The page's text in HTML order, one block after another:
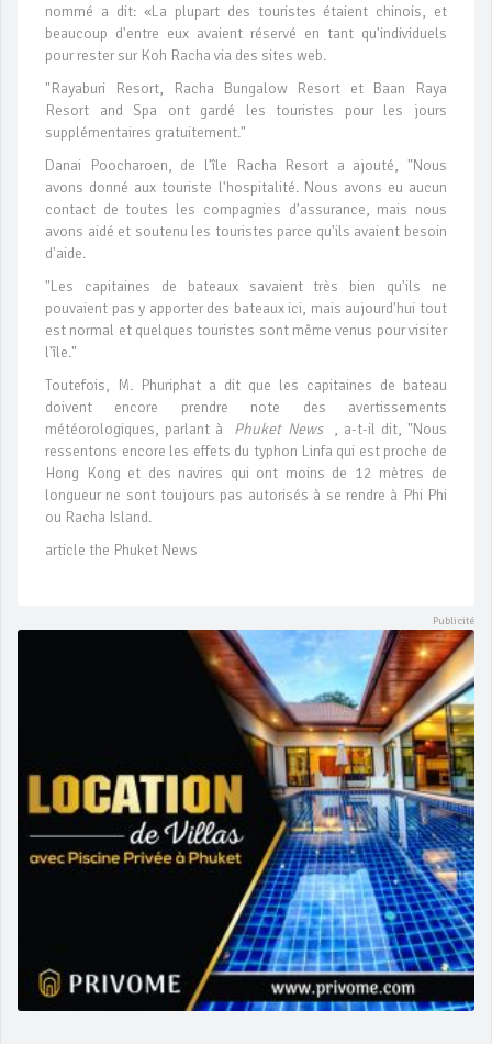
nommé a dit: «La plupart des touristes étaient chinois, et
beaucoup d'entre eux avaient réservé en tant qu'individuels
pour rester sur Koh Racha via des sites web.
"Rayaburi Resort, Racha Bungalow Resort et Baan Raya
Resort and Spa ont gardé les touristes pour les jours
supplémentaires gratuitement."
Danai Poocharoen, de l'île Racha Resort a ajouté, "Nous
avons donné aux touriste l'hospitalité. Nous avons eu aucun
contact de toutes les compagnies d'assurance, mais nous
avons aidé et soutenu les touristes parce qu'ils avaient besoin
d'aide.
"Les capitaines de bateaux savaient très bien qu'ils ne
pouvaient pas y apporter des bateaux ici, mais aujourd'hui tout
est normal et quelques touristes sont même venus pour visiter
l'île."
Toutefois, M. Phuriphat a dit que les capitaines de bateau
doivent encore prendre note des avertissements
météorologiques, parlant à
Phuket News
, a-t-il dit, "Nous
ressentons encore les effets du typhon Linfa qui est proche de
Hong Kong et des navires qui ont moins de 12 mètres de
longueur ne sont toujours pas autorisés à se rendre à Phi Phi
ou Racha Island.
article the Phuket News